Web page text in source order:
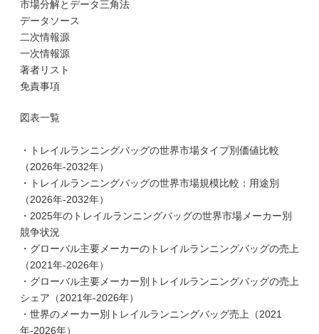
市場分解とデータ三角法
データソース
二次情報源
一次情報源
著者リスト
免責事項
図表一覧
・トレイルランニングバッグの世界市場タイプ別価値比較
（2026年-2032年）
・トレイルランニングバッグの世界市場規模比較：用途別
（2026年-2032年）
・2025年のトレイルランニングバッグの世界市場メーカー別
競争状況
・グローバル主要メーカーのトレイルランニングバッグの売上
（2021年-2026年）
・グローバル主要メーカー別トレイルランニングバッグの売上
シェア（2021年-2026年）
・世界のメーカー別トレイルランニングバッグ売上（2021
年-2026年）